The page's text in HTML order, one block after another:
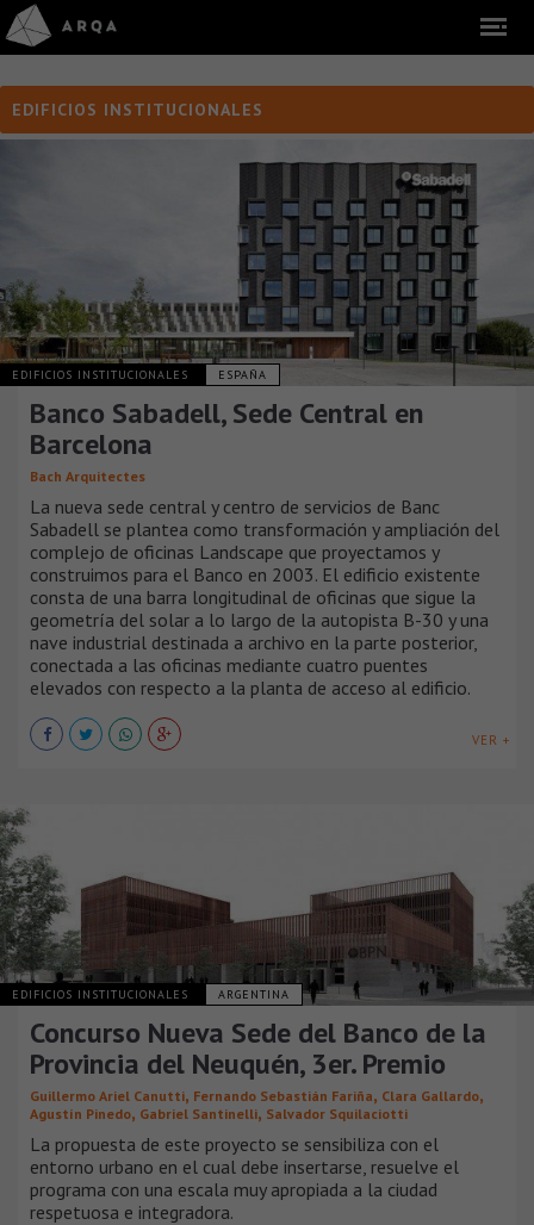
EDIFICIOS INSTITUCIONALES
EDIFICIOS INSTITUCIONALES ESPAÑA
Banco Sabadell, Sede Central en
Barcelona
Bach Arquitectes
La nueva sede central y centro de servicios de Banc
Sabadell se plantea como transformación y ampliación del
complejo de oficinas Landscape que proyectamos y
construimos para el Banco en 2003. El edificio existente
consta de una barra longitudinal de oficinas que sigue la
geometría del solar a lo largo de la autopista B-30 y una
nave industrial destinada a archivo en la parte posterior,
conectada a las oficinas mediante cuatro puentes
elevados con respecto a la planta de acceso al edificio.
VER +
EDIFICIOS INSTITUCIONALES ARGENTINA
Concurso Nueva Sede del Banco de la
Provincia del Neuquén, 3er. Premio
Guillermo Ariel Canutti, Fernando Sebastián Fariña, Clara Gallardo,
Agustín Pinedo, Gabriel Santinelli, Salvador Squilaciotti
La propuesta de este proyecto se sensibiliza con el
entorno urbano en el cual debe insertarse, resuelve el
programa con una escala muy apropiada a la ciudad
respetuosa e integradora.